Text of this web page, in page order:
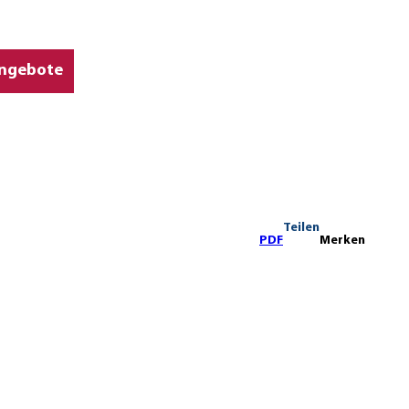
PDF
Teilen
Merken